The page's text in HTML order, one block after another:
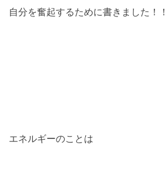
自分を奮起するために書きました！！
エネルギーのことは